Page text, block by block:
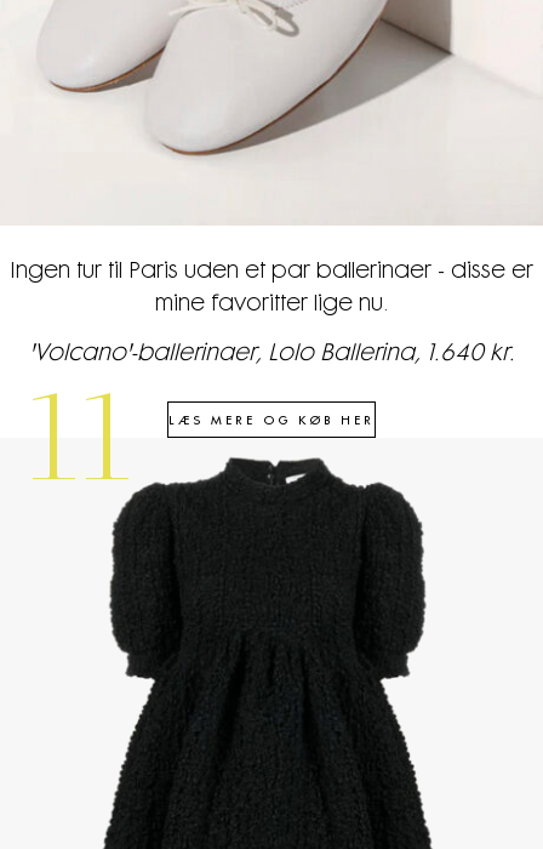
Ingen tur til Paris uden et par ballerinaer - disse er
mine favoritter lige nu.
'Volcano'-ballerinaer, Lolo Ballerina, 1.640 kr.
LÆS MERE OG KØB HER
11